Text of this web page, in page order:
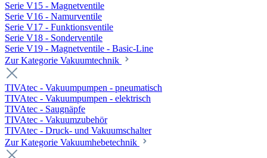
Serie V15 - Magnetventile
Serie V16 - Namurventile
Serie V17 - Funktionsventile
Serie V18 - Sonderventile
Serie V19 - Magnetventile - Basic-Line
Zur Kategorie Vakuumtechnik
TIVAtec - Vakuumpumpen - pneumatisch
TIVAtec - Vakuumpumpen - elektrisch
TIVAtec - Saugnäpfe
TIVAtec - Vakuumzubehör
TIVAtec - Druck- und Vakuumschalter
Zur Kategorie Vakuumhebetechnik